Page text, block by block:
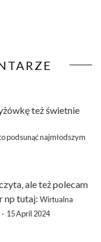
też świetnie
podsunąć najmłodszym
ale też polecam
np tutaj: Wirtualna
· 15 April 2024